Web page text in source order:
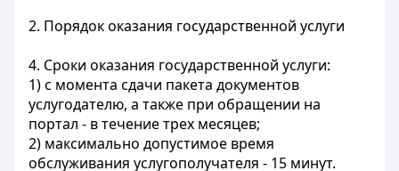
2. Порядок оказания государственной услуги
4. Сроки оказания государственной услуги:
1) с момента сдачи пакета документов
услугодателю, а также при обращении на
портал - в течение трех месяцев;
2) максимально допустимое время
обслуживания услугополучателя - 15 минут.